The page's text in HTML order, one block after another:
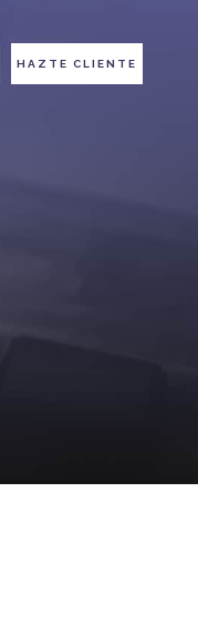
HAZTE CLIENTE